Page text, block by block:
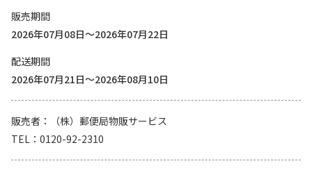
販売期間
2026年07月08日～2026年07月22日
配送期間
2026年07月21日～2026年08月10日
販売者
（株）郵便局物販サービス
TEL
0120-92-2310